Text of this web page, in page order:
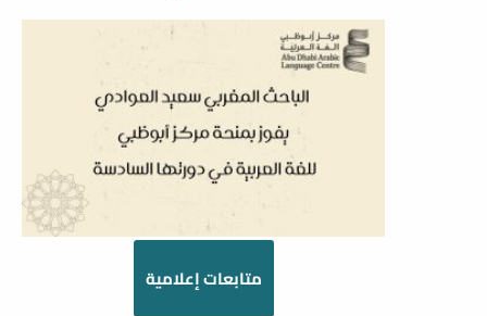
متابعات إعلامية